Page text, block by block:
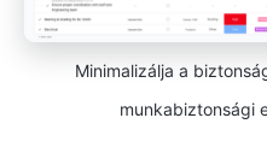
Minimalizálja a
munkabiztonsági